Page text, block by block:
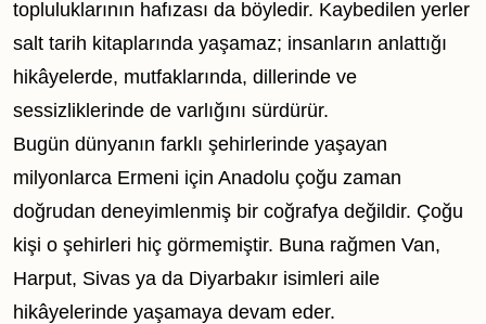
topluluklarının hafızası da böyledir. Kaybedilen yerler
salt tarih kitaplarında yaşamaz; insanların anlattığı
hikâyelerde, mutfaklarında, dillerinde ve
sessizliklerinde de varlığını sürdürür.
Bugün dünyanın farklı şehirlerinde yaşayan
milyonlarca Ermeni için Anadolu çoğu zaman
doğrudan deneyimlenmiş bir coğrafya değildir. Çoğu
kişi o şehirleri hiç görmemiştir. Buna rağmen Van,
Harput, Sivas ya da Diyarbakır isimleri aile
hikâyelerinde yaşamaya devam eder.